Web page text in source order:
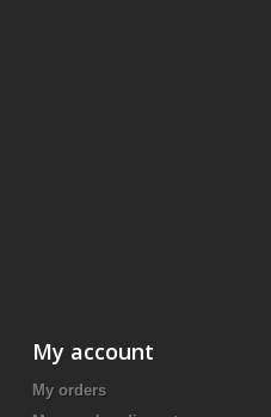
My account
My orders